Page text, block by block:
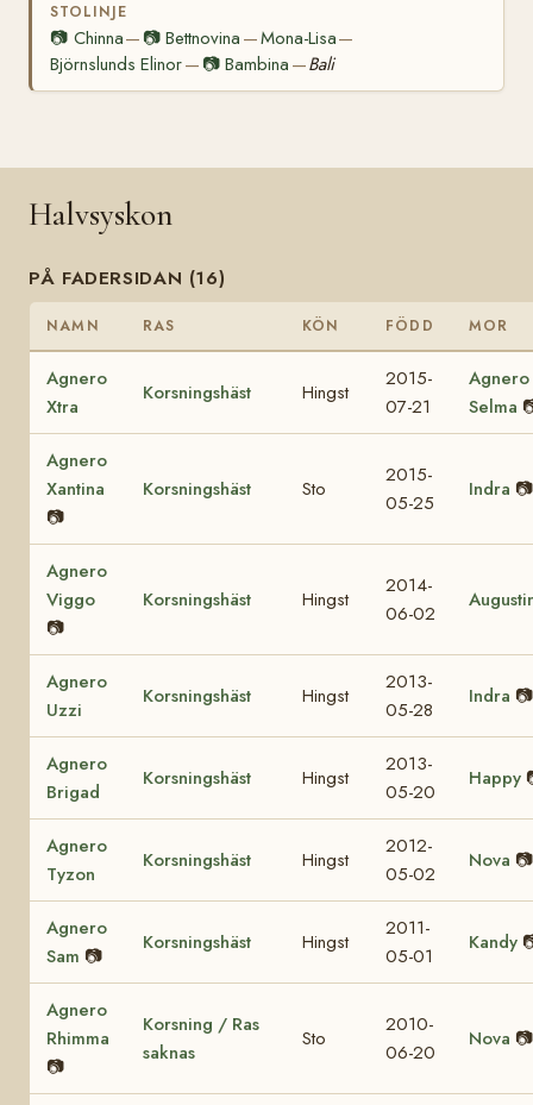
STOLINJE
📷 Chinna— 📷Bettnovina —Mona-Lisa—
Björnslunds Elinor— 📷Bambina —Bali
Halvsyskon
PÅ FADERSIDAN (16)
NAMN RAS KÖN FÖDD MOR
Agnero
Xtra
Korsningshäst Hingst
2015-
07-21
Agnero
Selma
Agnero
Xantina
📷
Korsningshäst Sto
2015-
05-25
Indra 📷
Agnero
Viggo
📷
Korsningshäst Hingst
2014-
06-02
Agnero
Uzzi
Korsningshäst Hingst
2013-
05-28
Indra 📷
Agnero
Brigad
Korsningshäst Hingst
2013-
05-20
Happy
Agnero
Tyzon
Korsningshäst Hingst
2012-
05-02
Nova 📷
Agnero
Sam 📷
Korsningshäst Hingst
2011-
05-01
Kandy
Agnero
Rhimma
📷
Korsning / Ras
saknas
Sto
2010-
06-20
Nova 📷